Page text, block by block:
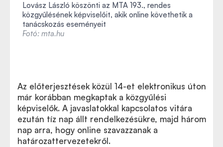
Lovász László köszönti az MTA 193., rendes
közgyűlésének képviselőit, akik online követhetik a
tanácskozás eseményeit
Fotó: mta.hu
Az előterjesztések közül 14-et elektronikus úton
már korábban megkaptak a közgyűlési
képviselők. A javaslatokkal kapcsolatos vitára
ezután tíz nap állt rendelkezésükre, majd három
nap arra, hogy online szavazzanak a
határozattervezetekről.